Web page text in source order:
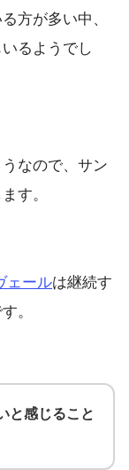
方が多い中、
るようでし
なので、サン
す。
ェールは継続す
。
と感じること